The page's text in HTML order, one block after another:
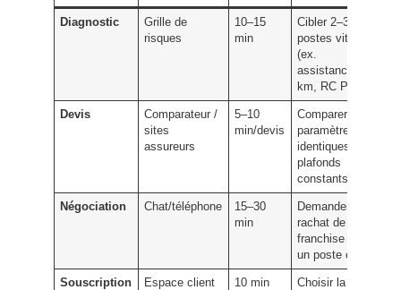
Diagnostic
Grille de
risques
10–15
min
Cibler 2–3
postes vitaux
(ex.
assistance 0
km, RC Pro)
Devis
Comparateur /
sites
assureurs
5–10
min/devis
Comparer à
paramètres
identiques et
plafonds
constants
Négociation Chat/téléphone
15–30
min
Demander un
rachat de
franchise sur
un poste ciblé
Souscription Espace client 10 min
Choisir la